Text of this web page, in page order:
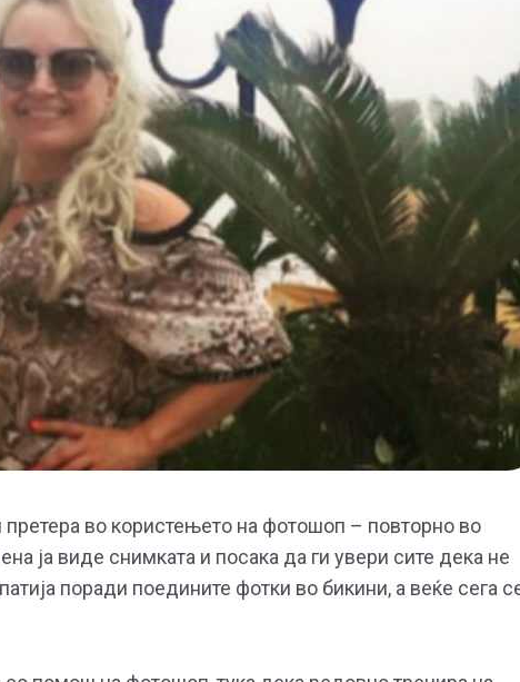
претера во користењето на фотошоп – повторно во
ја виде снимката и посака да ги увери сите дека не
поради поедините фотки во бикини, а веќе сега